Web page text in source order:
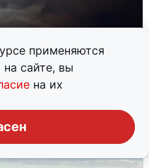
применяются
сайте, вы
на их
сигнала